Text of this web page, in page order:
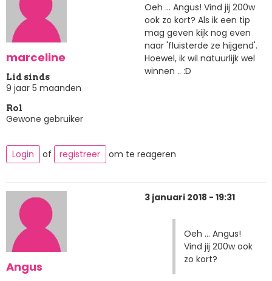
marceline
Lid sinds
9 jaar 5 maanden
Rol
Gewone gebruiker
Oeh ... Angus! Vind jij 200w
ook zo kort? Als ik een tip
mag geven kijk nog even
naar 'fluisterde ze hijgend'.
Hoewel, ik wil natuurlijk wel
winnen .. :D
Login of registreer om te reageren
Angus
3 januari 2018 - 19:31
Oeh ... Angus!
Vind jij 200w ook
zo kort?